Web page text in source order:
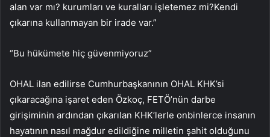
alan var mı? kurumları ve kuralları işletemez mi?Kendi
çıkarına kullanmayan bir irade var.”
“Bu hükümete hiç güvenmiyoruz”
OHAL ilan edilirse Cumhurbaşkanının OHAL KHK’si
çıkaracağına işaret eden Özkoç, FETÖ’nün darbe
girişiminin ardından çıkarılan KHK’lerle onbinlerce insanın
hayatının nasıl mağdur edildiğine milletin şahit olduğunu